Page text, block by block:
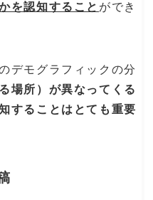
を認知すること ができ
デモグラフィックの分
場所）が異なってくる
することはとても重要